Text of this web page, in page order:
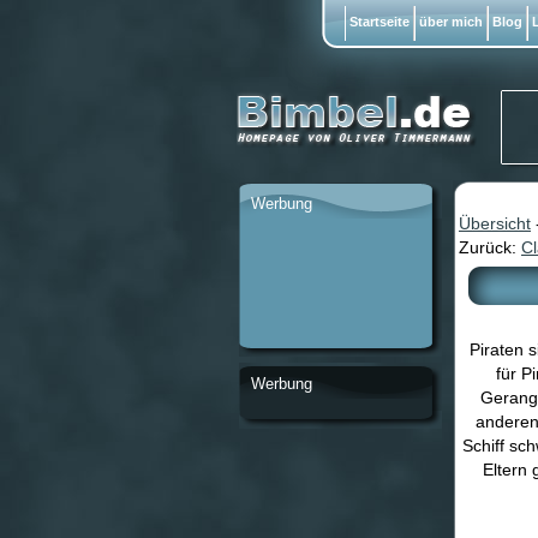
Übersicht
Zurück:
Piraten
für
Schiff
Eltern
Werbung
Werbung
Startseite über mich Blog